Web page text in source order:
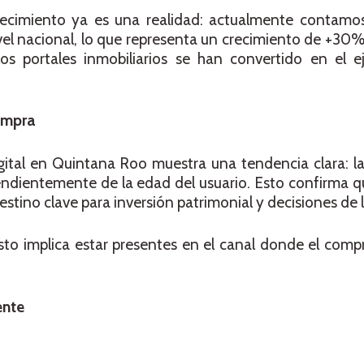
ya es una realidad: actualmente
nacional, lo que representa un crecimiento de
portales inmobiliarios se han convertido en el
en Quintana Roo muestra una tendencia clara:
de la edad del usuario. Esto confirma
clave para inversión patrimonial y decisiones de
implica estar presentes en el canal donde el